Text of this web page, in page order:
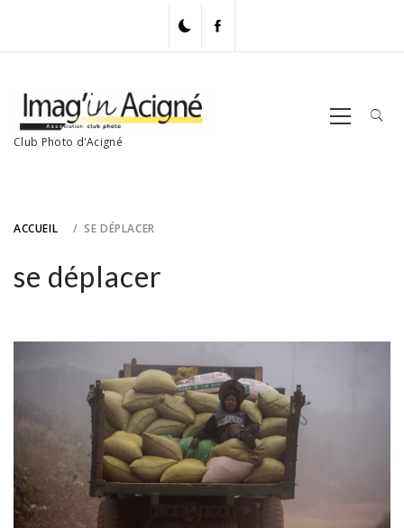
Club Photo d'Acigné
Primary
Menu
ACCUEIL SE DÉPLACER
se déplacer